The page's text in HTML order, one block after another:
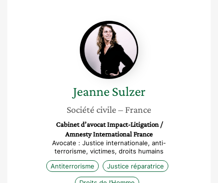
Jeanne
Sulzer
Jeanne Sulzer
Société civile – France
Cabinet d’avocat Impact-Litigation /
Amnesty International France
Avocate : Justice internationale, anti-
terrorisme, victimes, droits humains
Antiterrorisme
Justice réparatrice